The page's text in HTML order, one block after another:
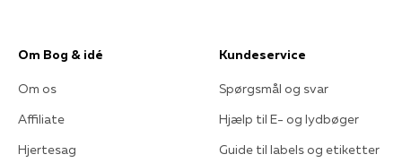
Om Bog & idé
Om os
Affiliate
Hjertesag
Kundeservice
Spørgsmål og svar
Hjælp til E- og lydbøger
Guide til labels og etiketter